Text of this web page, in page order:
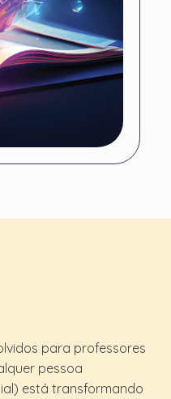
para professores
pessoa
está transformando